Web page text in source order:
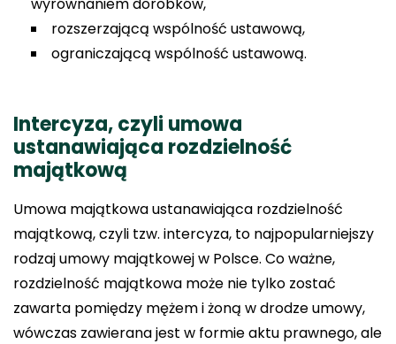
rozszerzającą wspólność ustawową,
ograniczającą wspólność ustawową.
Intercyza, czyli umowa
ustanawiająca rozdzielność
majątkową
Umowa majątkowa ustanawiająca rozdzielność
majątkową, czyli tzw. intercyza, to najpopularniejszy
rodzaj umowy majątkowej w Polsce. Co ważne,
rozdzielność majątkowa może nie tylko zostać
zawarta pomiędzy mężem i żoną w drodze umowy,
wówczas zawierana jest w formie aktu prawnego, ale